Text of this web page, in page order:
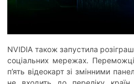
NVIDIA також запустила
соціальних мережах.
п’ять відеокарт зі змінними